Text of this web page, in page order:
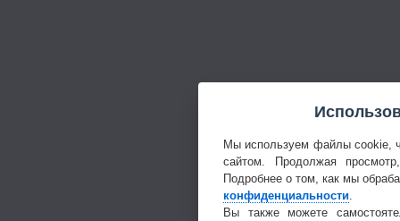
Мы используем файлы cookie,
сайтом. Продолжая
Подробнее о том, как мы
конфиденциальности
Вы также можете